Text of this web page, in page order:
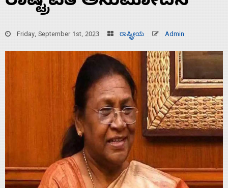
Friday, September 1st, 2023 ರಾಷ್ಟ್ರೀಯ Admin